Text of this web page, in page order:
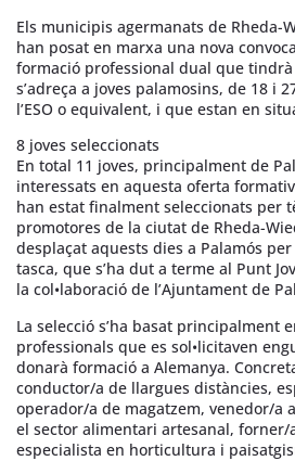
Els municipis agermanats de Rheda-
han posat en marxa una nova
formació professional dual que
s’adreça a joves palamosins, de 18 i
l’ESO o equivalent, i que estan en
8 joves seleccionats
En total 11 joves, principalment de
interessats en aquesta oferta
han estat finalment seleccionats per
promotores de la ciutat de Rheda-
desplaçat aquests dies a Palamós
tasca, que s’ha dut a terme al Punt
la col•laboració de l’Ajuntament de
La selecció s’ha basat principalment
professionals que es sol•licitaven
donarà formació a Alemanya.
conductor/a de llargues distàncies,
operador/a de magatzem, venedor/a
el sector alimentari artesanal,
especialista en horticultura i